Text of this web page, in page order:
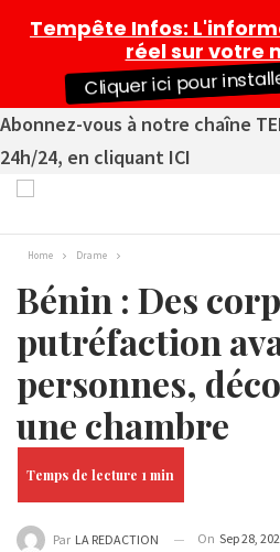
Abonnez-vous à notre chaîne
24h/24, en cliquant ICI
Home Drame
Bénin : Des
putréfaction
personnes,
une chambre
Par LA REDACTION On Sep 28,
Tempête Infos:
réel sur votre
Cliquer ici pour